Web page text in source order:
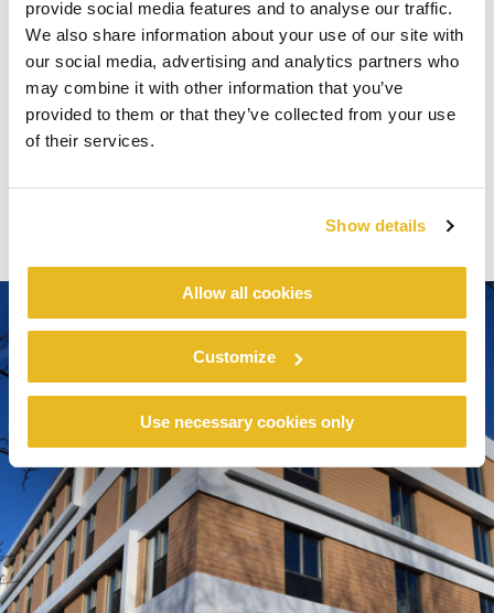
provide social media features and to analyse our traffic.
We also share information about your use of our site with
our social media, advertising and analytics partners who
may combine it with other information that you’ve
provided to them or that they’ve collected from your use
of their services.
Show details
Allow all cookies
Customize
Use necessary cookies only
maakt Otium een ideale keuze voor zowel
ontspanning en wellness als voor het hosten van
zakelijke evenementen en bijeenkomsten.